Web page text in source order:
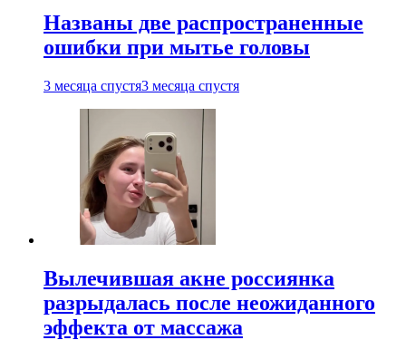
Названы две распространенные
ошибки при мытье головы
3 месяца спустя3 месяца спустя
Вылечившая акне россиянка
разрыдалась после неожиданного
эффекта от массажа